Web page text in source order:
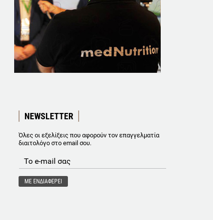
NEWSLETTER
Όλες οι εξελίξεις που αφορούν τον επαγγελματία
διαιτολόγο στο email σου.